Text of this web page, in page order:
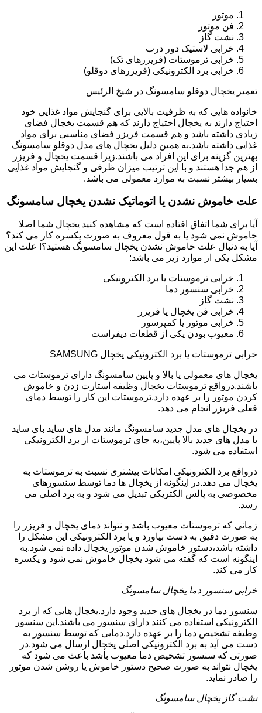
موتور
فن موتور
نشت گاز
خرابی لاستیک دور درب
خرابی ترموستات (فریزرهای تک)
خرابی برد الکترونیکی (فریزرهای دوقلو)
تعمیر یخچال دوقلو سامسونگ در شیخ الرئیس
خانواده هایی که به ظرفیت بالایی برای گنجایش مواد غذایی خود
احتیاج دارند به یخچال احتیاج دارند که هم قسمت یخچال فضای
زیادی داشته باشد و هم قسمت فریزر فضای مناسبی برای مواد
غذایی داشته باشد.به همین دلیل یخچال های مدل دوقلو سامسونگ
بهترین گزینه برای این افراد می باشند.زیرا قسمت یخچال و فریزر
از هم جدا هستند و با این ترتیب میزان ظرفی و گنجایش مواد غذایی
بسیار بیشتر نسبت به موارد معمولی می باشد.
علت خاموش نشدن یا اتوماتیک نشدن یخچال سامسونگ
آیا برای شما اتفاق افتاده است که مشاهده کنید یخچال شما اصلا
خاموش نمی شود یا به قول معروف به صورت یکسره کار می کند؟
آیا به دنبال علت خاموش نشدن یخچال سامسونگ هستید؟! علت این
مشکل یکی از موارد زیر می باشد:
خرابی ترموستات یا برد الکترونیکی
خرابی سنسور دما
نشت گاز
خرابی فن یخچال یا فریزر
خرابی موتور یا کمپرسور
معیوب بودن یکی از قطعات دیفراست
خرابی ترموستات یا برد الکترونیکی یخچال SAMSUNG
یخچال های معمولی یا بالا و پایین سامسونگ دارای ترموستات می
باشند.درواقع ترموستات یخچال وظیفه استارت زدن و خاموش
کردن موتور را بر عهده دارد.ترموستات این کار را توسط دمای
فعلی فریزر انجام می دهد.
در یخچال های مدل جدید سامسونگ مانند مدل های ساید بای ساید
یا مدل های جدید بالا پایین،به جای ترموستات از برد الکترونیکی
استفاده می شود.
درواقع برد الکترونیکی امکانات بیشتری نسبت به ترموستات به
یخچال می دهد.در اینگونه از یخچال ها دما توسط سنسورهای
مخصوصی به پالس الکتریکی تبدیل می شود و به برد اصلی می
رسد.
زمانی که ترموستات معیوب باشد و نتواند دمای یخچال و فریزر را
به صورت دقیق به دست بیاورد و یا برد الکترونیکی این مشکل را
داشته باشد،دستور خاموش شدن موتور یخچال داده نمی شود.به
اینگونه است که گفته می شود یخچال خاموش نمی شود و یکسره
کار می کند.
خرابی سنسور دما یخچال سامسونگ
سنسور دما در یخچال های جدید وجود دارد.یخچال هایی که از برد
الکترونیکی استفاده می کنند دارای سنسور می باشند.این سنسور
وظیفه تشخیص دما را بر عهده دارد.دمایی که توسط سنسور به
دست می آید به برد الکترونیکی اصلی یخچال ارسال می شود.در
صورتی که سنسور تشخیص دما معیوب باشد باعث می شود که
یخچال نتواند به صورت صحیح دستور خاموش یا روشن شدن موتور
را صادر نماید.
نشت گاز یخچال سامسونگ